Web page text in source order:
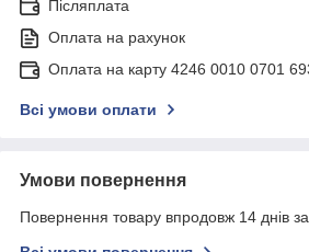
Післяплата
Оплата на рахунок
Оплата на карту 4246 0010 0701
Всі умови оплати
Умови повернення
Повернення товару впродовж 14 днів